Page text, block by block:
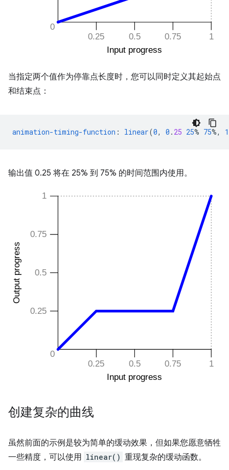
当指定两个值作为停靠点长度时，您可以同时定义其起始点
和结束点：
animation-timing-function : linear(0, 0 . 25 25% 75%, 1
输出值 0.25 将在 25% 到 75% 的时间范围内使用。
创建复杂的曲线
虽然前面的示例是较为简单的缓动效果，但如果您愿意牺牲
一些精度，可以使用 linear() 重现复杂的缓动函数。